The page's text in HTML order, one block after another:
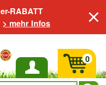
RABATT
> mehr Infos
Anmelden
0